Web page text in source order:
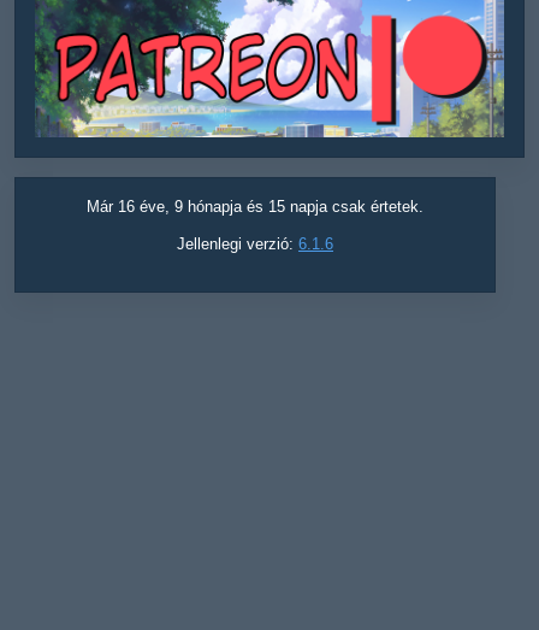
Már 16 éve, 9 hónapja és 15 napja csak értetek.
Jellenlegi verzió: 6.1.6